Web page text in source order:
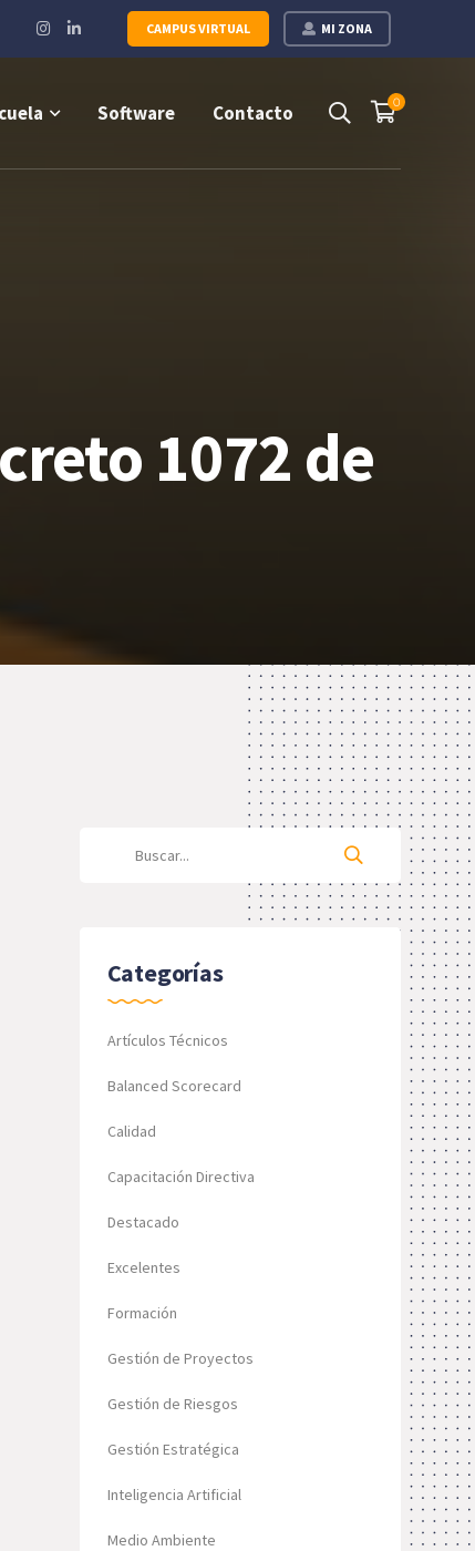
MI ZONA
CAMPUS VIRTUAL
Instagram
Profile
LinkedIn
Profile
0
Software Contacto
1072 de
Categorías
Artículos Técnicos
Balanced Scorecard
Calidad
Capacitación Directiva
Destacado
Excelentes
Formación
Gestión de Proyectos
Gestión de Riesgos
Gestión Estratégica
Inteligencia Artificial
Medio Ambiente